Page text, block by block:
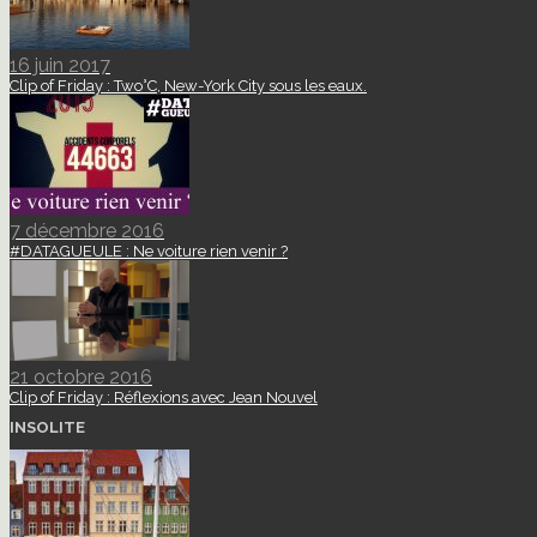
16 juin 2017
Clip of Friday : Two°C, New-York City sous les eaux.
7 décembre 2016
#DATAGUEULE : Ne voiture rien venir ?
21 octobre 2016
Clip of Friday : Réflexions avec Jean Nouvel
INSOLITE